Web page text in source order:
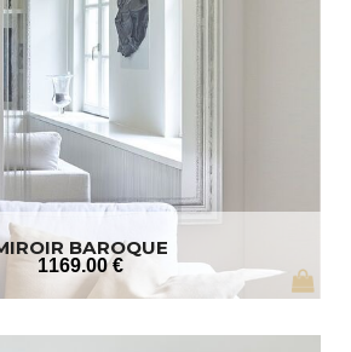
BAROQUE
1169.00 €